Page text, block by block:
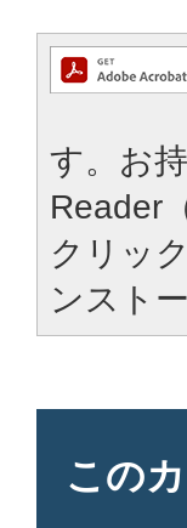
す。お
Reader
クリッ
ンスト
この